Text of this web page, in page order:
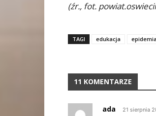
(źr., fot.
TAGI edukacja epidemia
11 KOMENTARZE
ada 21 sierpnia